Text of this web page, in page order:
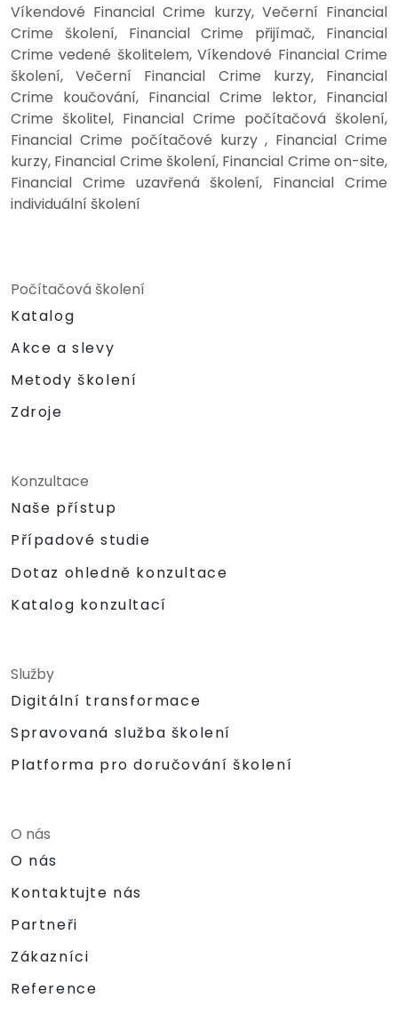
Víkendové Financial Crime kurzy, Večerní Financial
Crime školení, Financial Crime přijímač, Financial
Crime vedené školitelem, Víkendové Financial Crime
školení, Večerní Financial Crime kurzy, Financial
Crime koučování, Financial Crime lektor, Financial
Crime školitel, Financial Crime počítačová školení,
Financial Crime počítačové kurzy , Financial Crime
kurzy, Financial Crime školení, Financial Crime on-site,
Financial Crime uzavřená školení, Financial Crime
individuální školení
Počítačová školení
Katalog
Akce a slevy
Metody školení
Zdroje
Konzultace
Naše přístup
Případové studie
Dotaz ohledně konzultace
Katalog konzultací
Služby
Digitální transformace
Spravovaná služba školení
Platforma pro doručování školení
O nás
O nás
Kontaktujte nás
Partneři
Zákazníci
Reference